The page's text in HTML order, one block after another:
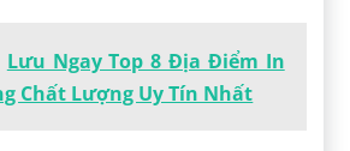
Lưu Ngay Top 8 Địa Điểm In
Chất Lượng Uy Tín Nhất